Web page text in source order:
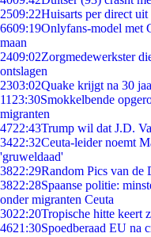
2509:22Huisarts per direct
6609:19Onlyfans-model met
maan
2409:02Zorgmedewerkster
ontslagen
2303:02Quake krijgt na 30
11 23:30Smokkelbende
migranten
4722:43Trump wil dat J.D.
3422:32Ceuta-leider noemt
'gruweldaad'
3822:29Random Pics van de
3822:28Spaanse politie:
onder migranten Ceuta
3022:20Tropische hitte keert
4621:30Spoedberaad EU na